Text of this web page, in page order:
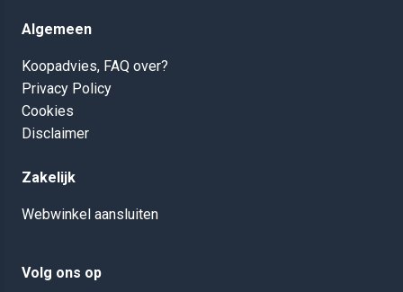
Algemeen
Koopadvies, FAQ over?
Privacy Policy
Cookies
Disclaimer
Zakelijk
Webwinkel aansluiten
Volg ons op